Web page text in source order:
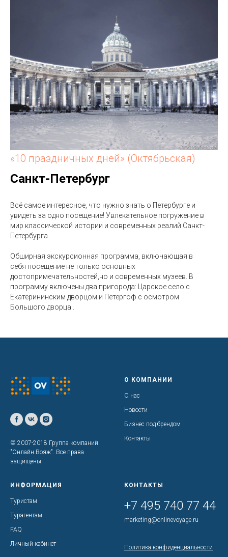
«10 праздничных дней» (Октябрьская)
Санкт-Петербург
Всё самое интересное, что нужно знать о Петербурге и
увидеть за одно посещение! Увлекательное погружение в
мир классической истории и современных реалий Санкт-
Петербурга.
Обширная экскурсионная программа, включающая в
себя посещение не только основных
достопримечательностей,но и современных музеев. В
программу включены два пригорода: Царское село с
Екатерининским дворцом и Петергоф с осмотром
Большого дворца .
© 2007-2018 Группа компаний
"Онлайн Вояж". Все права
защищены.
О КОМПАНИИ
О нас
Новости
Бизнес под брендом
Контакты
ИНФОРМАЦИЯ
Туристам
Турагентам
FAQ
Личный кабинет
КОНТАКТЫ
+7 495 740 77 44
marketing@onlinevoyage.ru
Политика конфиденциальности